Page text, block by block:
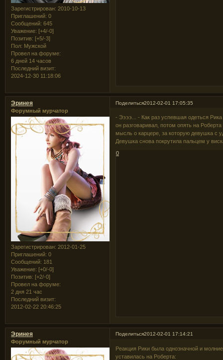
Зарегистрирован: 2010-10-13
Приглашений: 0
Сообщений: 645
Уважение: [+4/-0]
Позитив: [+5/-3]
Пол: Мужской
Провел на форуме:
6 дней 14 часов
Последний визит:
2024-12-30 11:18:06
Поделиться2012-02-01 17:05:35
Эринея
Форумный мурчатор
Зарегистрирован: 2012-01-25
Приглашений: 0
Сообщений: 181
Уважение: [+0/-0]
Позитив: [+2/-0]
Провел на форуме:
2 дня 21 час
Последний визит:
2012-02-22 20:46:25
- Ээээ... - Как раз успевшая одеться
он разговаривал, потом опять на
мысль о карцере, за которую девушка с
Девушка снова покрутила пальцем у
0
Поделиться2012-02-01 17:14:21
Эринея
Форумный мурчатор
Реакция Рики была однозначной и
уставилась на Роберта: